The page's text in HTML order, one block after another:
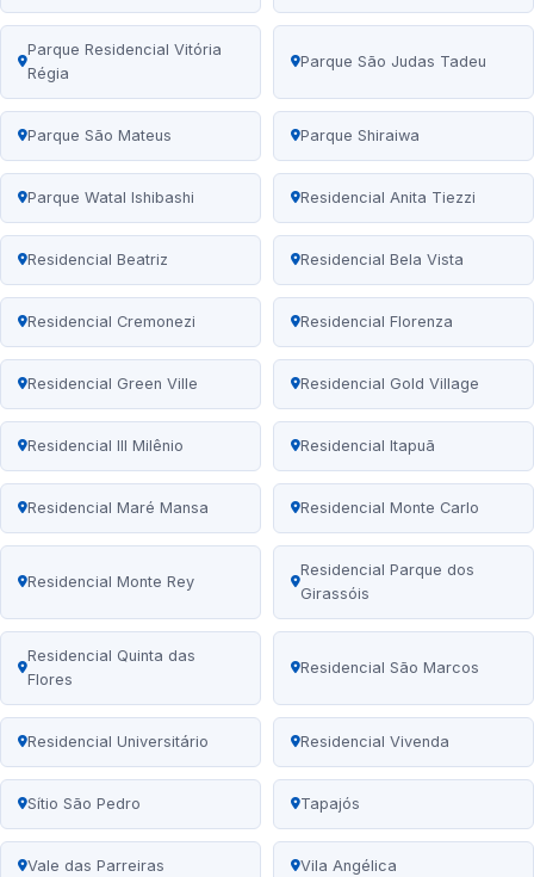
Parque Residencial Vitória
Régia
Parque São Judas Tadeu
Parque São Mateus Parque Shiraiwa
Parque Watal Ishibashi Residencial Anita Tiezzi
Residencial Beatriz Residencial Bela Vista
Residencial Cremonezi Residencial Florenza
Residencial Green Ville Residencial Gold Village
Residencial III Milênio Residencial Itapuã
Residencial Maré Mansa Residencial Monte Carlo
Residencial Monte Rey
Residencial Parque dos
Girassóis
Residencial Quinta das
Flores
Residencial São Marcos
Residencial Universitário Residencial Vivenda
Sítio São Pedro Tapajós
Vale das Parreiras Vila Angélica